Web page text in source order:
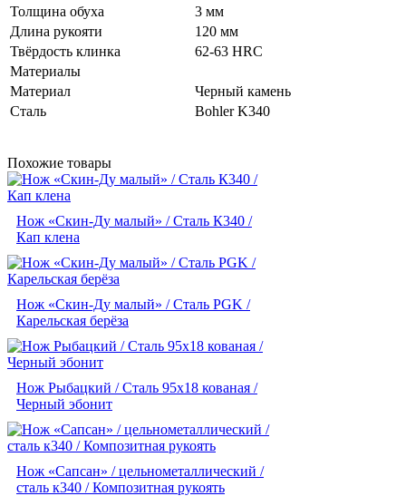
Толщина обуха
3 мм
Длина рукояти
120 мм
Твёрдость клинка
62-63 HRC
Материалы
Материал
Черный камень
Сталь
Bohler K340
Похожие товары
Нож «Скин-Ду малый» / Сталь К340 /
Кап клена
Нож «Скин-Ду малый» / Сталь PGK /
Карельская берёза
Нож Рыбацкий / Сталь 95х18 кованая /
Черный эбонит
Нож «Сапсан» / цельнометаллический /
сталь к340 / Композитная рукоять